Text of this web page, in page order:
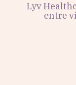
Lyv
entre